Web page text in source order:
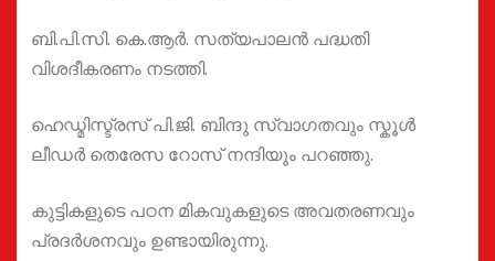
ബി.പി.സി. കെ.ആർ. സത്യപാലൻ പദ്ധതി
വിശദീകരണം നടത്തി.
ഹെഡ്മിസ്ട്രസ് പി.ജി. ബിന്ദു സ്വാഗതവും സ്കൂൾ
ലീഡർ തെരേസ റോസ് നന്ദിയും പറഞ്ഞു.
കുട്ടികളുടെ പഠന മികവുകളുടെ അവതരണവും
പ്രദർശനവും ഉണ്ടായിരുന്നു.